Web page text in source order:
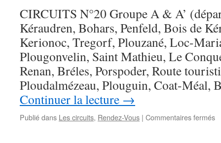
CIRCUITS N°20 Groupe A & A’
Kéraudren, Bohars, Penfeld, Bois de
Kerionoc, Tregorf, Plouzané, Loc-
Plougonvelin, Saint Mathieu, Le
Renan, Bréles, Porspoder, Route
Ploudalmézeau, Plouguin, Coat-
Continuer la lecture →
Publié dans Les circuits, Rendez-Vous | Commentaires fermés